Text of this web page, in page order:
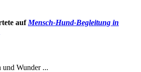
auf Mensch-Hund-Begleitung in
und Wunder ...